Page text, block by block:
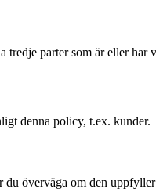
parter som är eller
denna policy, t.ex. kunder.
du överväga om den